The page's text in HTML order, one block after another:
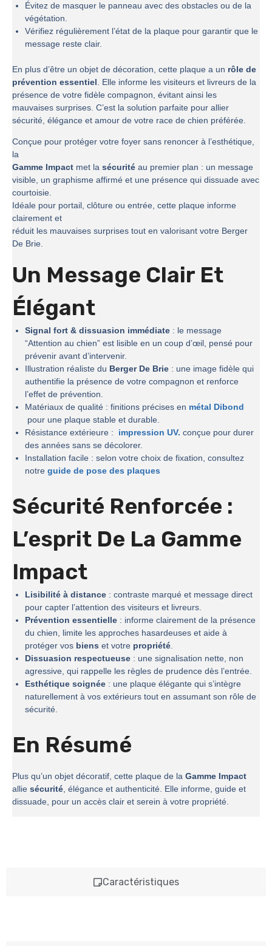
Caractéristiques
Évitez de masquer le panneau avec des obstacles ou de la
végétation.
Vérifiez régulièrement l’état de la plaque pour garantir que le
message reste clair.
En plus d’être un objet de décoration, cette plaque a un rôle de
prévention essentiel. Elle informe les visiteurs et livreurs de la
présence de votre fidèle compagnon, évitant ainsi les
mauvaises surprises. C’est la solution parfaite pour allier
sécurité, élégance et amour de votre race de chien préférée.
Conçue pour protéger votre foyer sans renoncer à l’esthétique,
la
Gamme Impact met la sécurité au premier plan : un message
visible, un graphisme affirmé et une présence qui dissuade avec
courtoisie.
Idéale pour portail, clôture ou entrée, cette plaque informe
clairement et
réduit les mauvaises surprises tout en valorisant votre Berger
De Brie.
Un Message Clair Et
Élégant
Signal fort & dissuasion immédiate : le message
“Attention au chien” est lisible en un coup d’œil, pensé pour
prévenir avant d’intervenir.
Illustration réaliste du Berger De Brie : une image fidèle qui
authentifie la présence de votre compagnon et renforce
l’effet de prévention.
Matériaux de qualité : finitions précises en métal Dibond
pour une plaque stable et durable.
Résistance extérieure :
impression UV. conçue pour durer
des années sans se décolorer.
Installation facile : selon votre choix de fixation, consultez
notre guide de pose des plaques
Sécurité Renforcée :
L’esprit De La Gamme
Impact
Lisibilité à distance : contraste marqué et message direct
pour capter l’attention des visiteurs et livreurs.
Prévention essentielle : informe clairement de la présence
du chien, limite les approches hasardeuses et aide à
protéger vos biens et votre propriété.
Dissuasion respectueuse : une signalisation nette, non
agressive, qui rappelle les règles de prudence dès l’entrée.
Esthétique soignée : une plaque élégante qui s’intègre
naturellement à vos extérieurs tout en assumant son rôle de
sécurité.
En Résumé
Plus qu’un objet décoratif, cette plaque de la Gamme Impact
allie sécurité, élégance et authenticité. Elle informe, guide et
dissuade, pour un accès clair et serein à votre propriété.